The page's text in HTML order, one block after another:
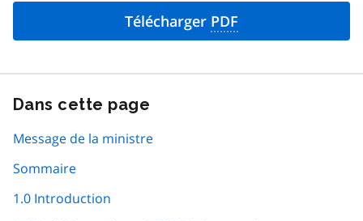
Télécharger PDF
Dans cette page
Message de la ministre
Sommaire
1.0 Introduction